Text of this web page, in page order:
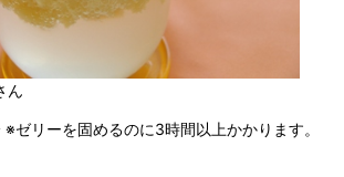
ん
※ゼリーを固めるのに3時間以上かかります。